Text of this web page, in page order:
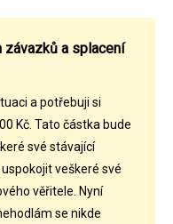
závazků a splacení
a potřebuji si
Kč. Tato částka bude
své stávající
veškeré své
věřitele. Nyní
se nikde